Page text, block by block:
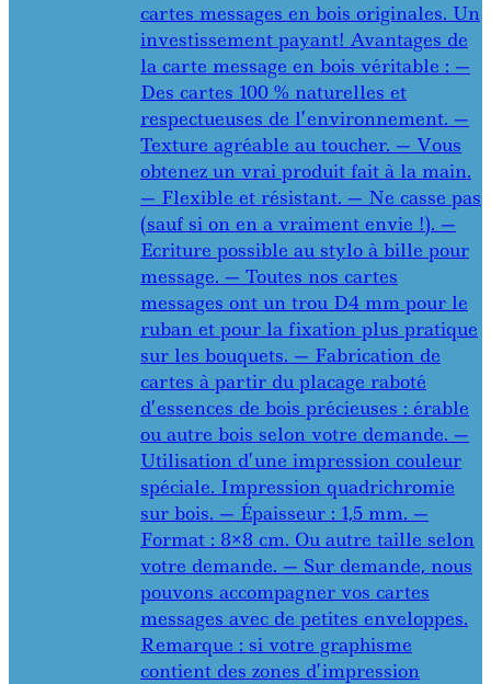
cartes messages en bois originales. Un
investissement payant! Avantages de
la carte message en bois véritable : —
Des cartes 100 % naturelles et
respectueuses de l’environnement. —
Texture agréable au toucher. — Vous
obtenez un vrai produit fait à la main.
— Flexible et résistant. — Ne casse pas
(sauf si on en a vraiment envie !). —
Ecriture possible au stylo à bille pour
message. — Toutes nos cartes
messages ont un trou D4 mm pour le
ruban et pour la fixation plus pratique
sur les bouquets. — Fabrication de
cartes à partir du placage raboté
d’essences de bois précieuses : érable
ou autre bois selon votre demande. —
Utilisation d’une impression couleur
spéciale. Impression quadrichromie
sur bois. — Épaisseur : 1,5 mm. —
Format : 8×8 cm. Ou autre taille selon
votre demande. — Sur demande, nous
pouvons accompagner vos cartes
messages avec de petites enveloppes.
Remarque : si votre graphisme
contient des zones d’impression